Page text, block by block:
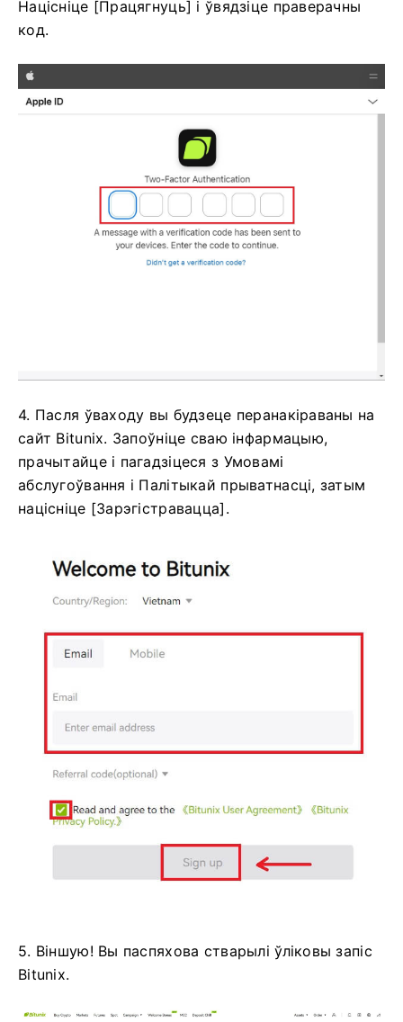
Націсніце [Працягнуць] і ўвядзіце праверачны
код.
4. Пасля ўваходу вы будзеце перанакіраваны на
сайт Bitunix. Запоўніце сваю інфармацыю,
прачытайце і пагадзіцеся з Умовамі
абслугоўвання і Палітыкай прыватнасці, затым
націсніце [Зарэгістравацца].
5. Віншую! Вы паспяхова стварылі ўліковы запіс
Bitunix.